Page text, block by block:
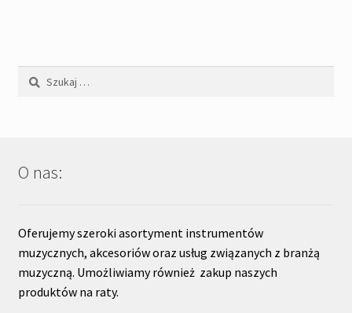
Szukaj:
O nas:
Oferujemy szeroki asortyment instrumentów
muzycznych, akcesoriów oraz usług związanych z branżą
muzyczną. Umożliwiamy również zakup naszych
produktów na raty.